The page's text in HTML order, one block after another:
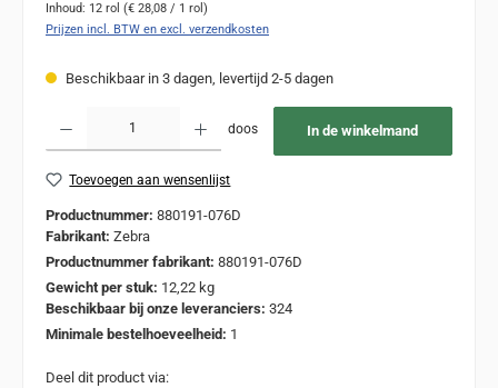
Inhoud: 12 rol (€ 28,08 / 1 rol)
Prijzen incl. BTW en excl. verzendkosten
Beschikbaar in 3 dagen, levertijd 2-5 dagen
doos In de winkelmand
Toevoegen aan wensenlijst
Productnummer: 880191-076D
Fabrikant: Zebra
Productnummer fabrikant: 880191-076D
Gewicht per stuk: 12,22 kg
Beschikbaar bij onze leveranciers: 324
Minimale bestelhoeveelheid: 1
Deel dit product via: